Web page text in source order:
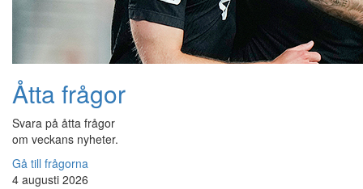
Åtta frågor
Svara på åtta frågor
om veckans nyheter.
Gå till frågorna
4 augusti 2026